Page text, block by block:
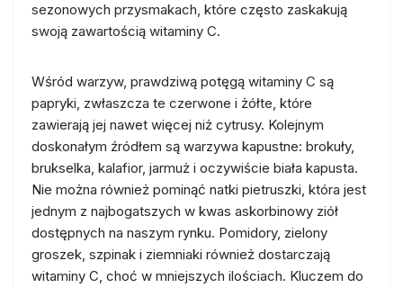
sezonowych przysmakach, które często zaskakują
swoją zawartością witaminy C.
Wśród warzyw, prawdziwą potęgą witaminy C są
papryki, zwłaszcza te czerwone i żółte, które
zawierają jej nawet więcej niż cytrusy. Kolejnym
doskonałym źródłem są warzywa kapustne: brokuły,
brukselka, kalafior, jarmuż i oczywiście biała kapusta.
Nie można również pominąć natki pietruszki, która jest
jednym z najbogatszych w kwas askorbinowy ziół
dostępnych na naszym rynku. Pomidory, zielony
groszek, szpinak i ziemniaki również dostarczają
witaminy C, choć w mniejszych ilościach. Kluczem do